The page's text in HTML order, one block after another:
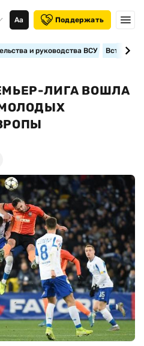
Аа Поддержать
и руководства ВСУ
ЛИГА ВОШЛА